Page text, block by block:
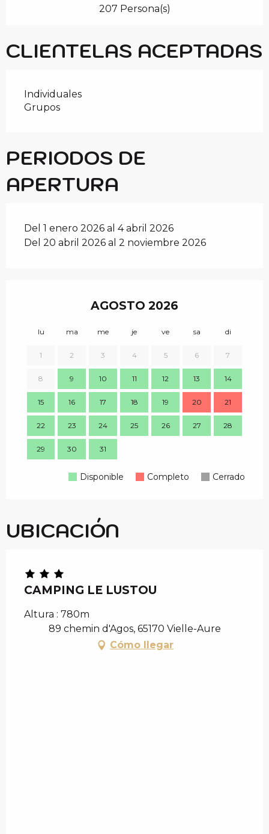
207 Persona(s)
CLIENTELAS ACEPTADAS
Individuales
Grupos
PERIODOS DE
APERTURA
Del 1 enero 2026 al 4 abril 2026
Del 20 abril 2026 al 2 noviembre 2026
AGOSTO 2026
lu ma me je ve sa di
1 2 3 4 5 6 7
8 9 10 11 12 13 14
15 16 17 18 19 20 21
22 23 24 25 26 27 28
29 30 31
Disponible Completo Cerrado
UBICACIÓN
CAMPING LE LUSTOU
Altura : 780m
89 chemin d'Agos, 65170 Vielle-Aure
Cómo llegar